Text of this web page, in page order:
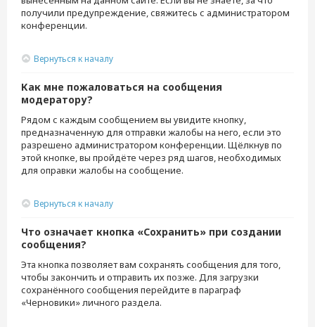
получили предупреждение, свяжитесь с администратором
конференции.
Вернуться к началу
Как мне пожаловаться на сообщения
модератору?
Рядом с каждым сообщением вы увидите кнопку,
предназначенную для отправки жалобы на него, если это
разрешено администратором конференции. Щёлкнув по
этой кнопке, вы пройдёте через ряд шагов, необходимых
для оправки жалобы на сообщение.
Вернуться к началу
Что означает кнопка «Сохранить» при создании
сообщения?
Эта кнопка позволяет вам сохранять сообщения для того,
чтобы закончить и отправить их позже. Для загрузки
сохранённого сообщения перейдите в параграф
«Черновики» личного раздела.